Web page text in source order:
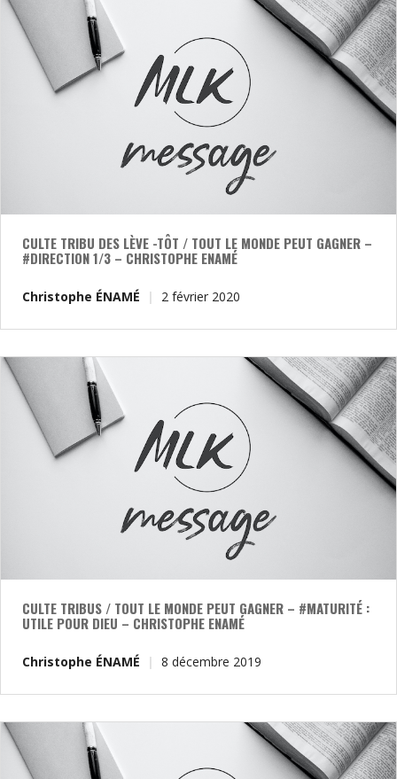
CULTE TRIBU DES LÈVE -TÔT / TOUT LE MONDE PEUT GAGNER –
#DIRECTION 1/3 – CHRISTOPHE ENAMÉ
Christophe ÉNAMÉ 2 février 2020
CULTE TRIBUS / TOUT LE MONDE PEUT GAGNER – #MATURITÉ :
UTILE POUR DIEU – CHRISTOPHE ENAMÉ
Christophe ÉNAMÉ 8 décembre 2019